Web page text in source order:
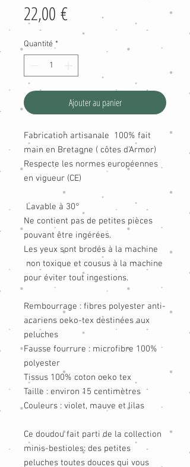
22,00 €Prix
Quantité *
Ajouter au panier
Fabrication artisanale 100% fait
main en Bretagne ( côtes d'Armor)
Respecte les normes européennes
en vigueur (CE)
Lavable à 30°
Ne contient pas de petites pièces
pouvant être ingérées.
Les yeux sont brodés à la machine
non toxique et cousus à la machine
pour éviter tout ingestions.
Rembourrage : fibres polyester anti-
acariens oeko-tex destinées aux
peluches
Fausse fourrure : microfibre 100%
polyester
Tissus 100% coton oeko tex
Taille : environ 15 centimètres
Couleurs : violet, mauve et lilas
Ce doudou fait parti de la collection
minis-bestioles: des petites
peluches toutes douces qui vous